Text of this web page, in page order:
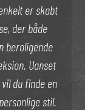
er skabt
der både
beroligende
Uanset
du finde en
stil.